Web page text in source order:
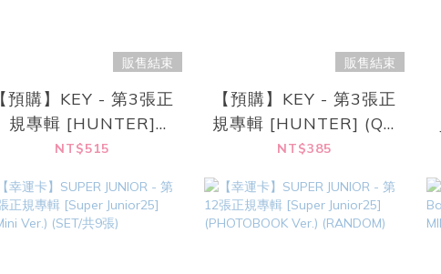
販售結束
【預購】KEY - 第3張正
規專輯 [HUNTER]
(Photobook Ver.)
NT$515
販售結束
【預購】KEY - 第3張正
規專輯 [HUNTER] (QR
Ver.)
NT$385